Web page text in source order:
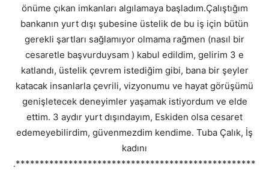
önüme çıkan imkanları algılamaya başladım.Çalıştığım
bankanın yurt dışı şubesine üstelik de bu iş için bütün
gerekli şartları sağlamıyor olmama rağmen (nasıl bir
cesaretle başvurduysam ) kabul edildim, gelirim 3 e
katlandı, üstelik çevrem istediğim gibi, bana bir şeyler
katacak insanlarla çevrili, vizyonumu ve hayat görüşümü
genişletecek deneyimler yaşamak istiyordum ve elde
ettim. 3 aydır yurt dışındayım, Eskiden olsa cesaret
edemeyebilirdim, güvenmezdim kendime. Tuba Çalık, İş
kadını
.**************************************************